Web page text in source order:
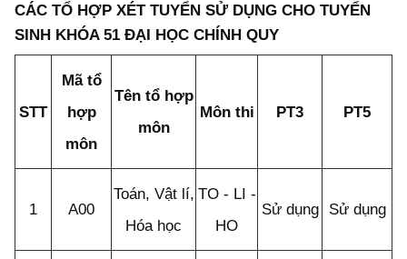
CÁC TỔ HỢP XÉT TUYỂN SỬ DỤNG CHO TUYỂN
SINH KHÓA 51 ĐẠI HỌC CHÍNH QUY
STT
Mã tổ
hợp
môn
Tên tổ hợp
môn
Môn thi PT3 PT5
1 A00
Toán, Vật lí,
Hóa học
TO - LI -
HO
Sử dụng Sử dụng